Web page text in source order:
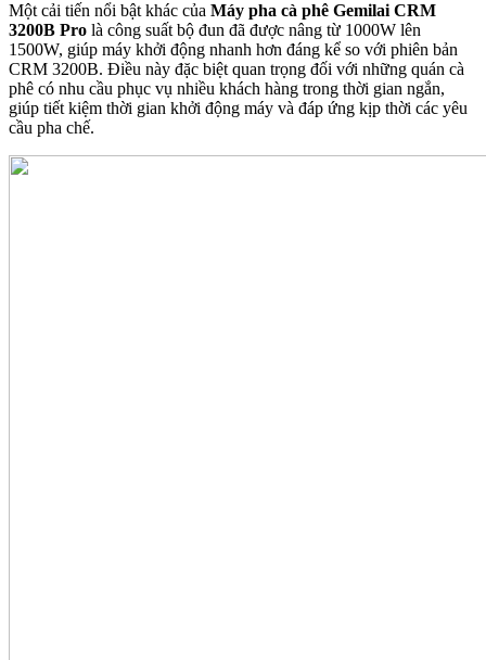
Một cải tiến nổi bật khác của Máy pha cà phê Gemilai CRM
3200B Pro là công suất bộ đun đã được nâng từ 1000W lên
1500W, giúp máy khởi động nhanh hơn đáng kể so với phiên bản
CRM 3200B. Điều này đặc biệt quan trọng đối với những quán cà
phê có nhu cầu phục vụ nhiều khách hàng trong thời gian ngắn,
giúp tiết kiệm thời gian khởi động máy và đáp ứng kịp thời các yêu
cầu pha chế.